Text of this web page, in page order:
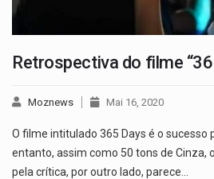
Retrospectiva do filme
Moznews Mai 16, 2020
O filme intitulado 365 Days é o sucesso
entanto, assim como 50 tons de Cinza,
pela crítica, por outro lado, parece…